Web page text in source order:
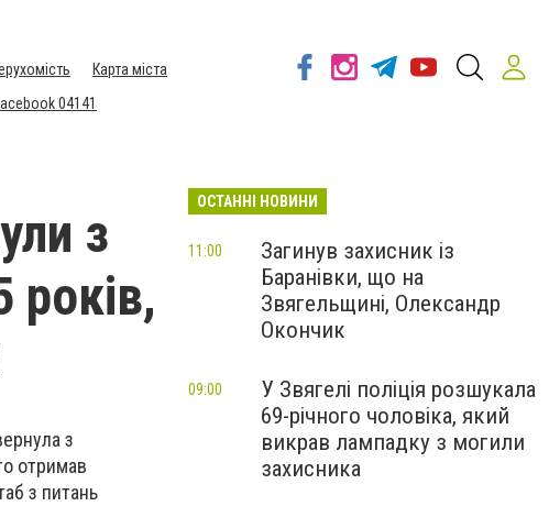
Карта міста
04141
з
років,
з
отримав
з питань
ОСТАННІ НОВИНИ
Загинув захисник із
Баранівки, що на
Звягельщині, Олександр
Окончик
11:00
У Звягелі поліція розшукала
69-річного чоловіка, який
викрав лампадку з могили
захисника
09:00